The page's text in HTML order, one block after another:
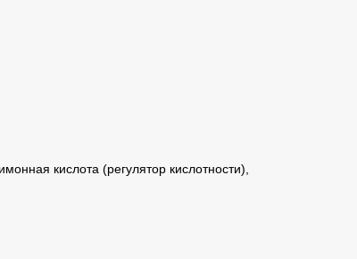
кислота (регулятор кислотности),